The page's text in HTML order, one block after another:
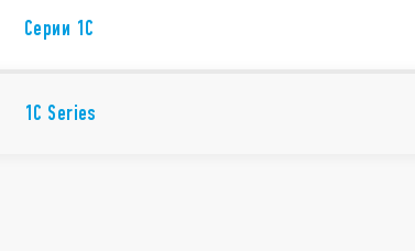
Cерии 1C
1C Series